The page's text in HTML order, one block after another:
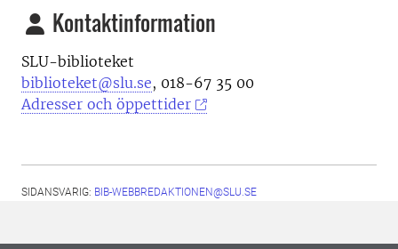
Kontaktinformation
SLU-biblioteket
biblioteket@slu.se, 018-67 35 00
Adresser och öppettider
SIDANSVARIG: BIB-WEBBREDAKTIONEN@SLU.SE